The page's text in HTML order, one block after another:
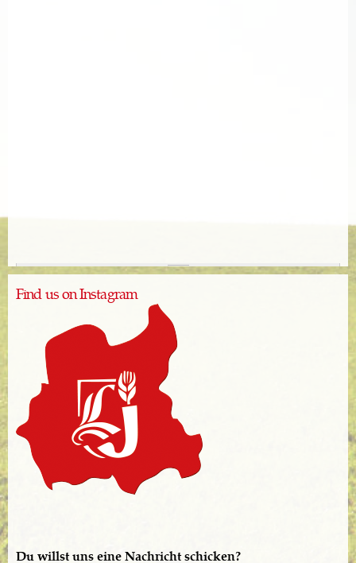
Find us on Instagram
Du willst uns eine Nachricht schicken?